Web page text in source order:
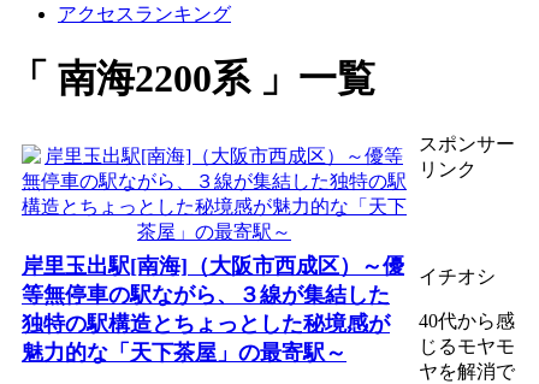
アクセスランキング
南海2200系 一覧
岸里玉出駅[南海]（大阪市西成区）～優
等無停車の駅ながら、３線が集結した
独特の駅構造とちょっとした秘境感が
魅力的な「天下茶屋」の最寄駅～
スポンサー
リンク
イチオシ
40代から感
じるモヤモ
ヤを解消で